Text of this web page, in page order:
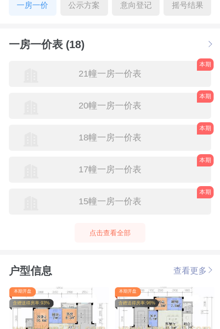
一房一价 公示方案 意向登记 摇号结果
一房一价表 (18)
21幢一房一价表
本期
20幢一房一价表
本期
18幢一房一价表
本期
17幢一房一价表
本期
15幢一房一价表
本期
点击查看全部
户型信息 查看更多
本期开盘
含赠送得房率:93%
本期开盘
含赠送得房率:96%